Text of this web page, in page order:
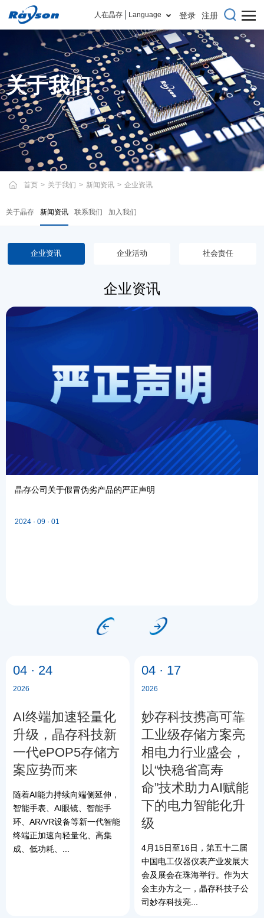
人在晶存 Language 登录 注册
关于我们
关于晶存 新闻资讯 联系我们 加入我们
首页 > 关于我们 > 新闻资讯 > 企业资讯
企业资讯 企业活动 社会责任
企业资讯
晶存公司关于假冒伪劣产品的严正声明
2024 · 09 · 01
04 · 24
2026
AI终端加速轻量化
升级，晶存科技新
一代ePOP5存储方
案应势而来
随着AI能力持续向端侧延伸，
智能手表、AI眼镜、智能手
环、AR/VR设备等新一代智能
终端正加速向轻量化、高集
成、低功耗、...
04 · 17
2026
妙存科技携高可靠
工业级存储方案亮
相电力行业盛会，
以“快稳省高寿
命”技术助力AI赋能
下的电力智能化升
级
4月15日至16日，第五十二届
中国电工仪器仪表产业发展大
会及展会在珠海举行。作为大
会主办方之一，晶存科技子公
司妙存科技亮...